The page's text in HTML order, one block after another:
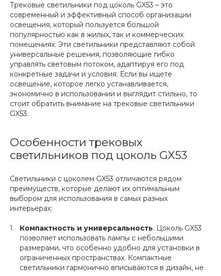
Трековые светильники под цоколь GX53 – это
современный и эффективный способ организации
освещения, который пользуется большой
популярностью как в жилых, так и коммерческих
помещениях. Эти светильники представляют собой
универсальные решения, позволяющие гибко
управлять световым потоком, адаптируя его под
конкретные задачи и условия. Если вы ищете
освещение, которое легко устанавливается,
экономично в использовании и выглядит стильно, то
стоит обратить внимание на трековые светильники
GX53.
Особенности трековых
светильников под цоколь GX53
Светильники с цоколем GX53 отличаются рядом
преимуществ, которые делают их оптимальным
выбором для использования в самых разных
интерьерах:
Компактность и универсальность. Цоколь GX53
позволяет использовать лампы с небольшими
размерами, что особенно удобно для установки в
ограниченных пространствах. Компактные
светильники гармонично вписываются в дизайн, не